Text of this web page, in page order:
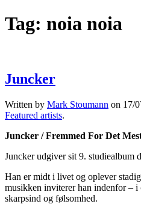
Tag: noia noia
Juncker
Written by Mark Stoumann on 17/
Featured artists.
Juncker / Fremmed For Det
Juncker udgiver sit 9. studiealbum
Han er midt i livet og oplever
musikken inviterer han indenfor – i
skarpsind og følsomhed.